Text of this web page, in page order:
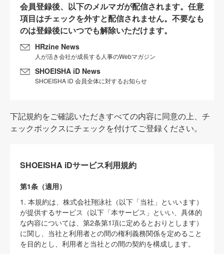
会員登録後、以下のメルマガが配信されます。任意
項目はチェックを外すと配信されません。不要なも
のは登録後にいつでも解除いただけます。
HRzine News
人が活き会社が成長する人事のWebマガジン
SHOEISHA iD News
SHOEISHA iD 会員全体に対するお知らせ
下記規約をご確認いただきすべての内容に同意の上、チ
ェックボックスにチェックを付けてご登録ください。
SHOEISHA iDサービス利用規約
第1条（適用）
1. 本規約は、株式会社翔泳社（以下「当社」といいます）
が提供するサービス（以下「本サービス」といい、具体的
な内容については、第2条第1項に定めるとおりとします）
に関し、当社と利用者との間の権利義務関係を定めること
を目的とし、利用者と当社との間の契約を構成します。